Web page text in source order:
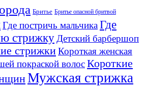
Бритье Бритье опасной бритвой
Где постричь мальчикаГде
стрижку Детский барбершоп
стрижкиКороткая женская
покраской волосКороткие
Мужская стрижка